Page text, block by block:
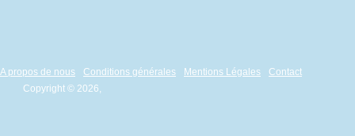
A propos de nous Conditions générales Mentions Légales
Contact
Copyright © 2026,